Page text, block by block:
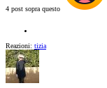
4 post sopra questo
Reazioni: tizia